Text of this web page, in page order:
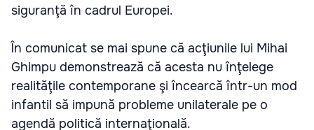
siguranţă în cadrul Europei.
În comunicat se mai spune că acţiunile lui Mihai
Ghimpu demonstrează că acesta nu înţelege
realităţile contemporane şi încearcă într-un mod
infantil să impună probleme unilaterale pe o
agendă politică internaţională.